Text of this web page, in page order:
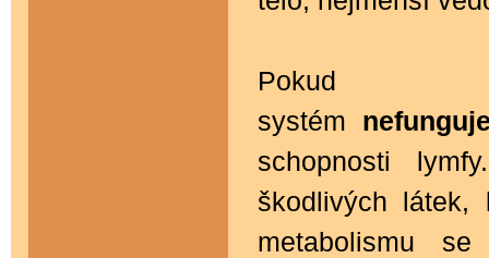
systém
schopnosti
škodlivých
metabolismu